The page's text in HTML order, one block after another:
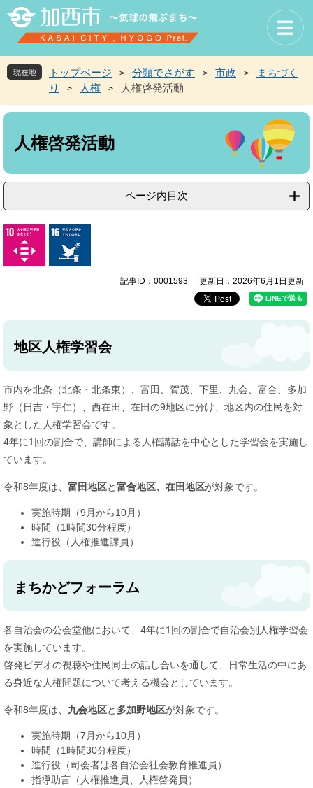
先
頭
す
を
飛
し
へ
現在地 トップページ > 分類でさがす > 市政 >
まちづく
り
> 人権 > 人権啓発活動
本
人権啓発活動
ページ内目次
記事ID：0001593 更新日：2026年6月1日更新
地区人権学習会
市内を北条（北条・北条東）、富田、賀茂、下里、九会、富合、多加
野（日吉・宇仁）、西在田、在田の9地区に分け、地区内の住民を対
象とした人権学習会です。
4年に1回の割合で、講師による人権講話を中心とした学習会を実施し
ています。
令和8年度は、 富田地区と富合地区、在田地区が対象です。
実施時期（9月から10月）
時間（1時間30分程度）
進行役（人権推進課員）
まちかどフォーラム
各自治会の公会堂他において、4年に1回の割合で自治会別人権学習会
を実施しています。
啓発ビデオの視聴や住民同士の話し合いを通して、日常生活の中にあ
る身近な人権問題について考える機会としています。
令和8年度は、 九会地区と 多加野地区が対象です。
実施時期（7月から10月）
時間（1時間30分程度）
進行役（司会者は各自治会社会教育推進員）
指導助言（人権推進員、人権啓発員）